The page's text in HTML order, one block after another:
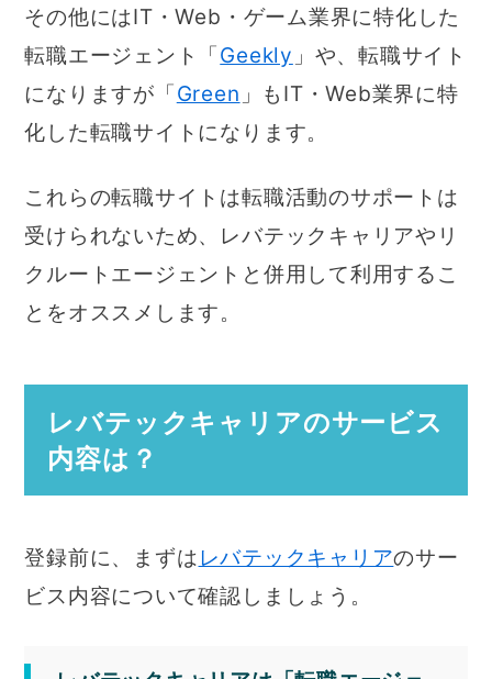
その他にはIT・Web・ゲーム業界に特化した
転職エージェント「Geekly 」や、転職サイト
になりますが「Green 」もIT・Web業界に特
化した転職サイトになります。
これらの転職サイトは転職活動のサポートは
受けられないため、レバテックキャリアやリ
クルートエージェントと併用して利用するこ
とをオススメします。
レバテックキャリアのサービス
内容は？
登録前に、まずは レバテックキャリアのサー
ビス内容について確認しましょう。